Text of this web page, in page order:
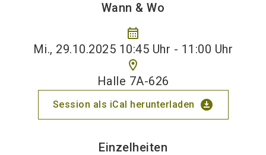
Wann & Wo
calendar_month
Mi., 29.10.2025 10:45 Uhr - 11:00 Uhr
location_on
Halle 7A-626
Session als iCal herunterladen download_for_offline
Einzelheiten